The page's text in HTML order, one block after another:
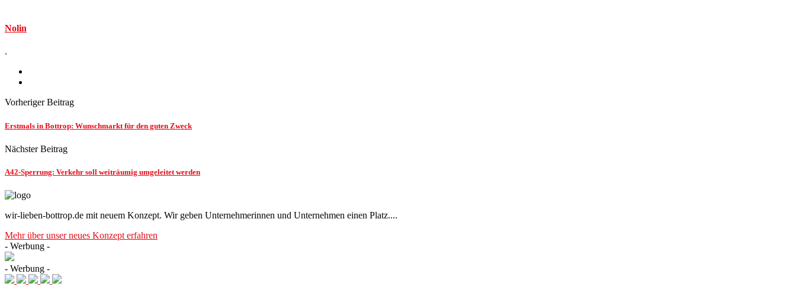
Nolin
.
Vorheriger Beitrag
Erstmals in Bottrop: Wunschmarkt für den guten Zweck
Nächster Beitrag
A42-Sperrung: Verkehr soll weiträumig umgeleitet werden
wir-lieben-bottrop.de mit neuem Konzept. Wir geben Unternehmerinnen und Unternehmen einen Platz....
Mehr über unser neues Konzept erfahren
- Werbung -
- Werbung -